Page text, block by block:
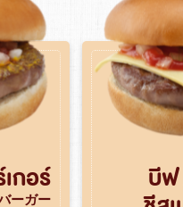
กอร์
ーガー
บีฟ